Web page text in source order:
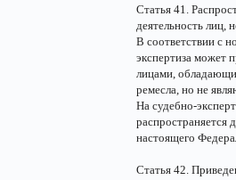
Статья 41.
деятельность лиц,
В соответствии с
экспертиза может
лицами,
ремесла, но не
На судебно-
распространяется
настоящего
Статья 42.